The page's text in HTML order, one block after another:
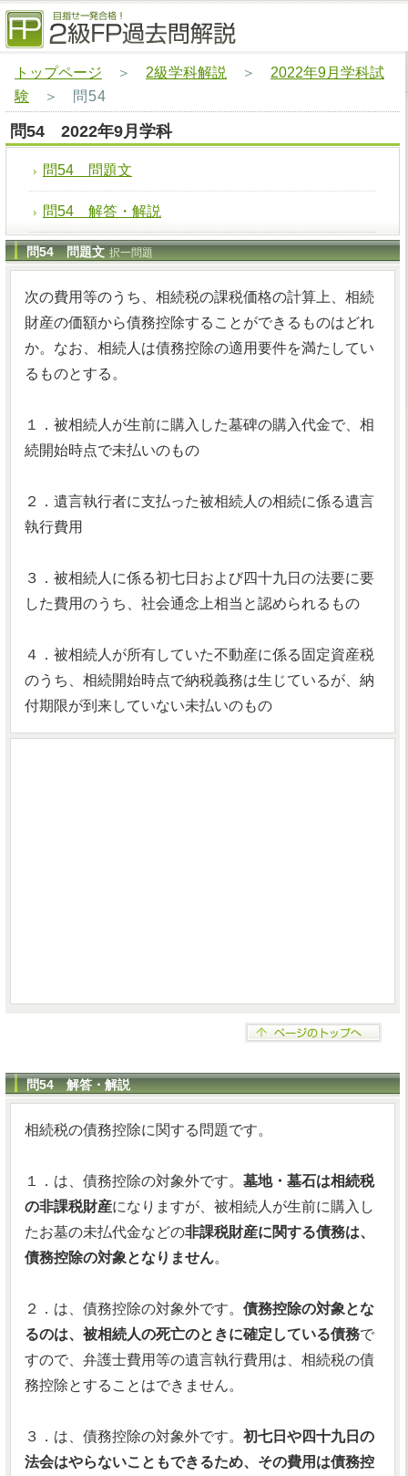
トップページ ＞ 2級学科解説 ＞ 2022年9月学科試
験 ＞ 問54
問54 2022年9月学科
問54 問題文
問54 解答・解説
問54 問題文 択一問題
次の費用等のうち、相続税の課税価格の計算上、相続
財産の価額から債務控除することができるものはどれ
か。なお、相続人は債務控除の適用要件を満たしてい
るものとする。
１．被相続人が生前に購入した墓碑の購入代金で、相
続開始時点で未払いのもの
２．遺言執行者に支払った被相続人の相続に係る遺言
執行費用
３．被相続人に係る初七日および四十九日の法要に要
した費用のうち、社会通念上相当と認められるもの
４．被相続人が所有していた不動産に係る固定資産税
のうち、相続開始時点で納税義務は生じているが、納
付期限が到来していない未払いのもの
問54 解答・解説
相続税の債務控除に関する問題です。
１．は、債務控除の対象外です。 墓地・墓石は相続税
の非課税財産になりますが、被相続人が生前に購入し
たお墓の未払代金などの非課税財産に関する債務は、
債務控除の対象となりません。
２．は、債務控除の対象外です。 債務控除の対象とな
るのは、被相続人の死亡のときに確定している債務で
すので、弁護士費用等の遺言執行費用は、相続税の債
務控除とすることはできません。
３．は、債務控除の対象外です。 初七日や四十九日の
法会はやらないこともできるため、その費用は債務控